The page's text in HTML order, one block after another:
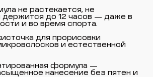
не растекается, не
держится до 12 часов — даже в
и во время спорта.
для прорисовки
и естественной
формула —
нанесение без пятен и